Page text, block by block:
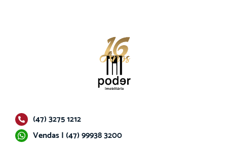
(47) 3275 1212
Vendas | (47) 99938 3200